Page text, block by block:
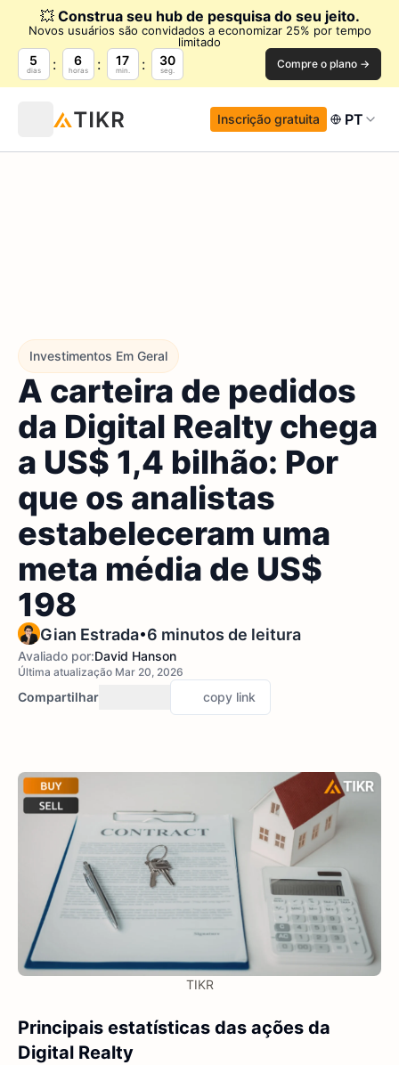
💥 Construa seu hub de pesquisa do seu jeito.
Novos usuários são convidados a economizar 25% por tempo
limitado
5
dias
6
horas
17
min.
29
seg. Compre o plano →
Inscrição gratuita PT
Investimentos Em Geral
A carteira de pedidos
da Digital Realty chega
a US$ 1,4 bilhão: Por
que os analistas
estabeleceram uma
meta média de US$
198
Gian Estrada•6 minutos de leitura
Avaliado por:David Hanson
Última atualização Mar 20, 2026
Compartilhar copy link
TIKR
Principais estatísticas das ações da
Digital Realty